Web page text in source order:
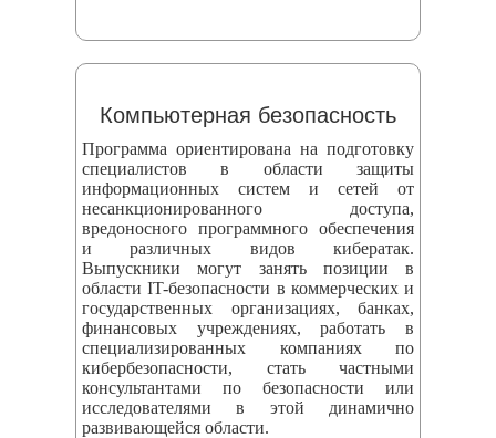
Компьютерная безопасность
Программа ориентирована на подготовку
специалистов в области защиты
информационных систем и сетей от
несанкционированного доступа,
вредоносного программного обеспечения
и различных видов кибератак.
Выпускники могут занять позиции в
области IT-безопасности в коммерческих и
государственных организациях, банках,
финансовых учреждениях, работать в
специализированных компаниях по
кибербезопасности, стать частными
консультантами по безопасности или
исследователями в этой динамично
развивающейся области.